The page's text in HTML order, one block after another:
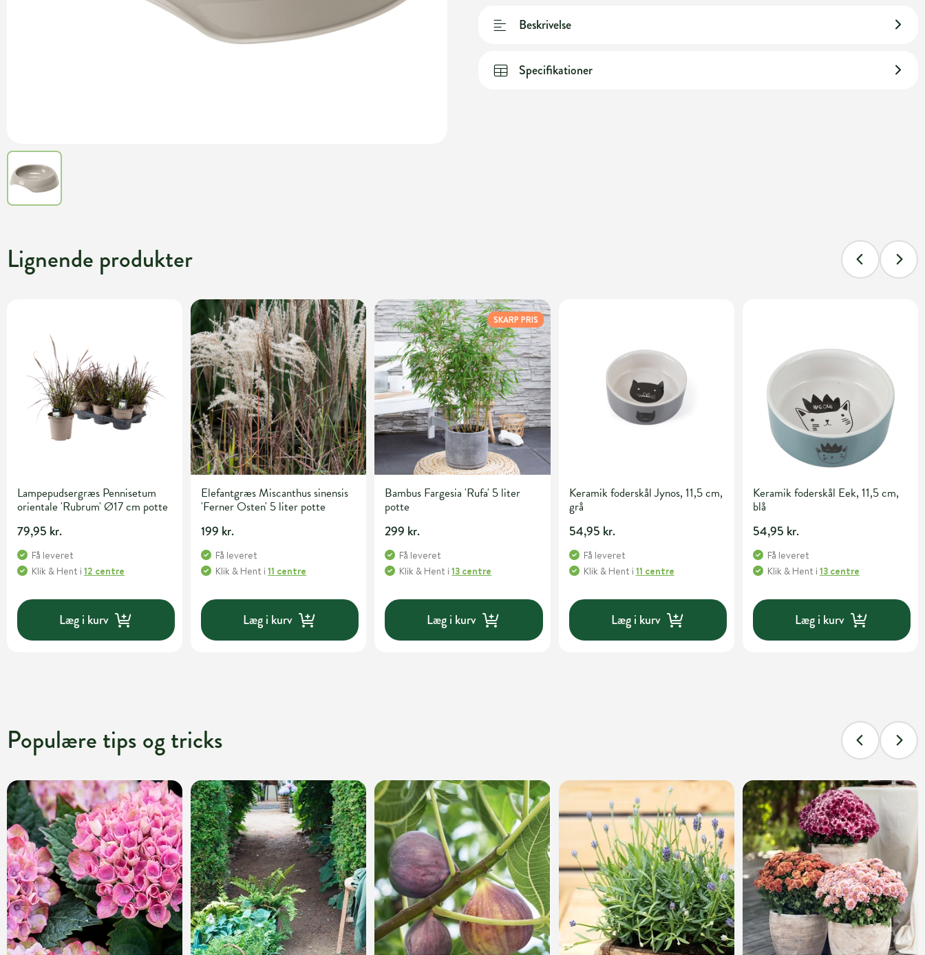
Beskrivelse
Specifikationer
Lignende produkter
Lampepudsergræs Pennisetum
orientale 'Rubrum' Ø17 cm potte
79,95 kr.
Få leveret
Klik & Hent i 12 centre
Læg i kurv
Elefantgræs Miscanthus sinensis
'Ferner Osten' 5 liter potte
199 kr.
Få leveret
Klik & Hent i11 centre
Læg i kurv
SKARP PRIS
Bambus Fargesia 'Rufa' 5 liter
potte
299 kr.
Få leveret
Klik & Hent i13 centre
Læg i kurv
Keramik foderskål Jynos, 11,5 cm,
grå
54,95 kr.
Få leveret
Klik & Hent i 11 centre
Læg i kurv
Keramik foderskål Eek, 11,5 cm,
blå
54,95 kr.
Få leveret
Klik & Hent i 13 centre
Læg i kurv
Populære tips og tricks